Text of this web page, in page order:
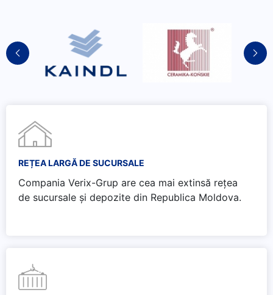
REȚEA LARGĂ DE SUCURSALE
Compania Verix-Grup are cea mai extinsă rețea
de sucursale și depozite din Republica Moldova.